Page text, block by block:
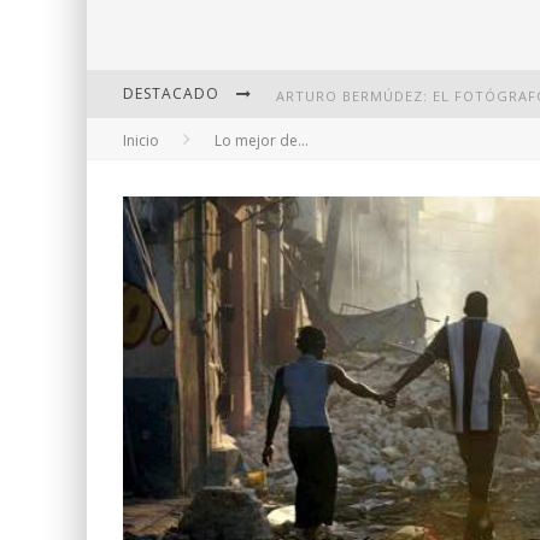
DESTACADO
DI MARTINI: FOTOGRAFÍA
Inicio Lo mejor de...